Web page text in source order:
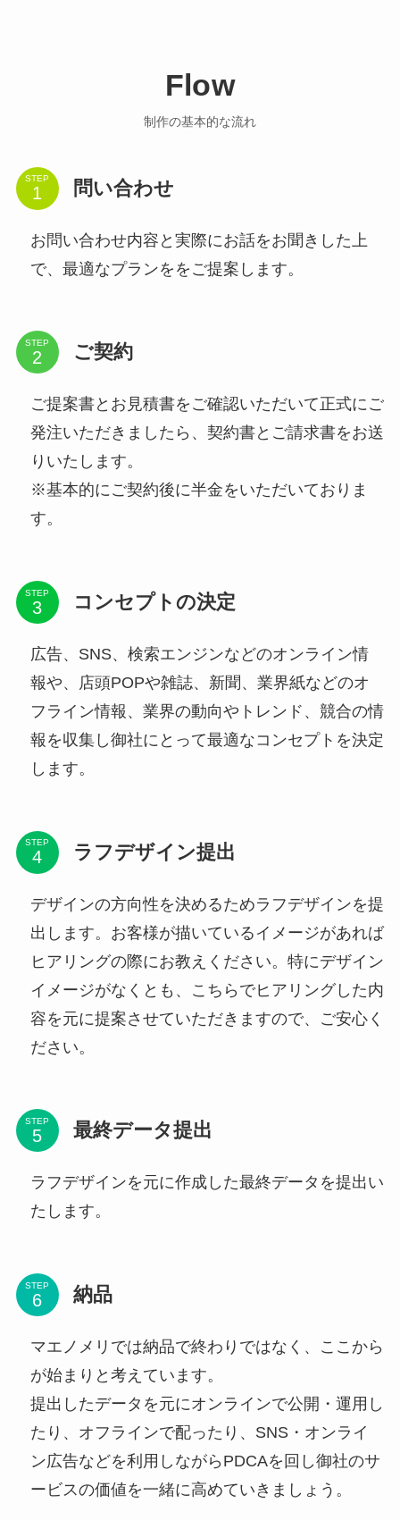
Flow
制作の基本的な流れ
STEP 問い合わせ
お問い合わせ内容と実際にお話をお聞きした上
で、最適なプランををご提案します。
STEP ご契約
ご提案書とお見積書をご確認いただいて正式にご
発注いただきましたら、契約書とご請求書をお送
りいたします。
※基本的にご契約後に半金をいただいておりま
す。
STEP コンセプトの決定
広告、SNS、検索エンジンなどのオンライン情
報や、店頭POPや雑誌、新聞、業界紙などのオ
フライン情報、業界の動向やトレンド、競合の情
報を収集し御社にとって最適なコンセプトを決定
します。
STEP ラフデザイン提出
デザインの方向性を決めるためラフデザインを提
出します。お客様が描いているイメージがあれば
ヒアリングの際にお教えください。特にデザイン
イメージがなくとも、こちらでヒアリングした内
容を元に提案させていただきますので、ご安心く
ださい。
STEP 最終データ提出
ラフデザインを元に作成した最終データを提出い
たします。
STEP 納品
マエノメリでは納品で終わりではなく、ここから
が始まりと考えています。
提出したデータを元にオンラインで公開・運用し
たり、オフラインで配ったり、SNS・オンライ
ン広告などを利用しながらPDCAを回し御社のサ
ービスの価値を一緒に高めていきましょう。